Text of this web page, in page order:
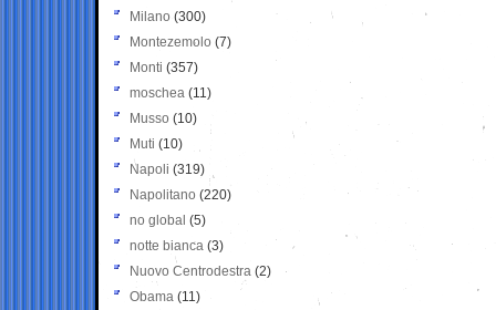
Milano (300)
Montezemolo (7)
Monti (357)
moschea (11)
Musso (10)
Muti (10)
Napoli (319)
Napolitano (220)
no global (5)
notte bianca (3)
Nuovo Centrodestra (2)
Obama (11)